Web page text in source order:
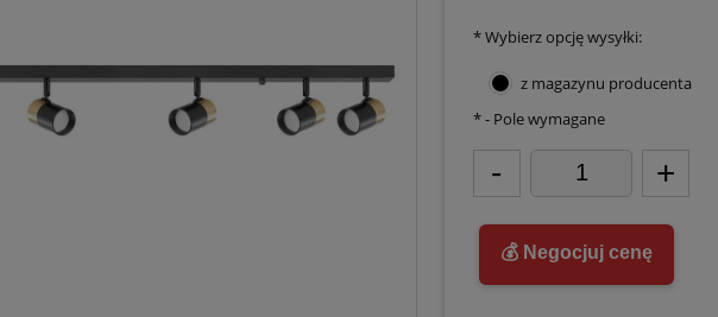
*Wybierz opcję wysyłki:
z magazynu producenta
- +
*- Pole wymagane
💰 Negocjuj cenę